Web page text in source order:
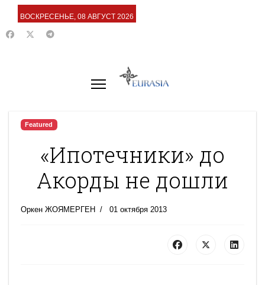
ВОСКРЕСЕНЬЕ, 08 АВГУСТ 2026
Featured
«Ипотечники» до
Акорды не дошли
Оркен ЖОЯМЕРГЕН 01 октября 2013